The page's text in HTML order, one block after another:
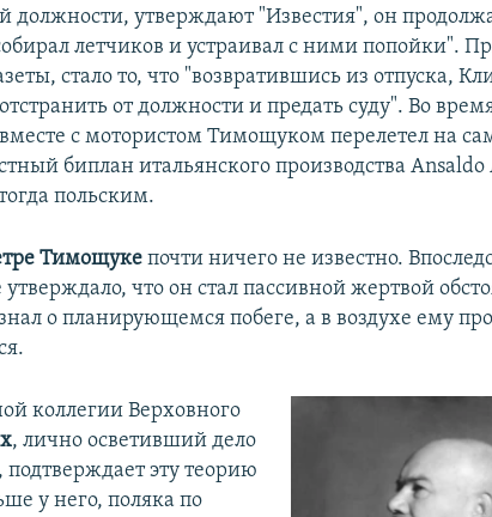
должности, утверждают "Известия", он
летчиков и устраивал с ними попойки".
стало то, что "возвратившись из отпуска,
от должности и предать суду". Во
с мотористом Тимощуком перелетел на
биплан итальянского производства
польским.
Тимощуке почти ничего не известно.
утверждало, что он стал пассивной жертвой
о планирующемся побеге, а в воздухе ему
коллегии Верховного
, лично осветивший дело
эту теорию
у него, поляка по